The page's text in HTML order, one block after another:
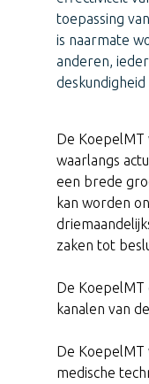
toepassing
is naarmate
anderen,
De KoepelMT
waarlangs
een brede
kan worden
zaken tot
De KoepelMT
kanalen van
De
medische